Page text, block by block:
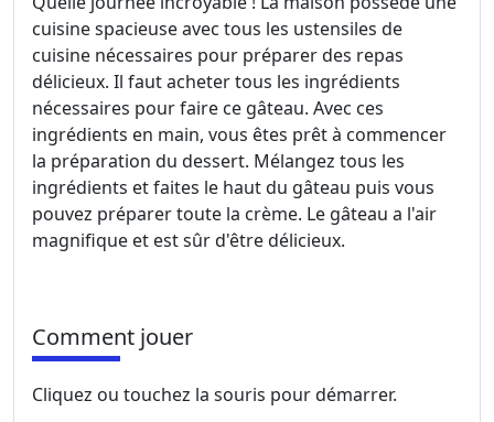
cuisine spacieuse avec tous les ustensiles de
cuisine nécessaires pour préparer des repas
délicieux. Il faut acheter tous les ingrédients
nécessaires pour faire ce gâteau. Avec ces
ingrédients en main, vous êtes prêt à commencer
la préparation du dessert. Mélangez tous les
ingrédients et faites le haut du gâteau puis vous
pouvez préparer toute la crème. Le gâteau a l'air
magnifique et est sûr d'être délicieux.
Comment jouer
Cliquez ou touchez la souris pour démarrer.